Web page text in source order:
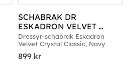
SCHABRAK DR
ESKADRON VELVET
CRYSTAL CLASSIC NAVY
Dressyr-schabrak Eskadron
Velvet Crystal Classic, Navy
899 kr